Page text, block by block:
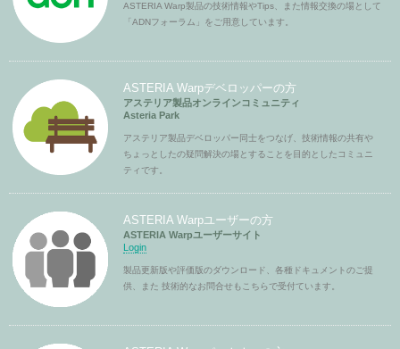
ASTERIA Warp製品の技術情報やTips、また情報交換の場として
「ADNフォーラム」をご用意しています。
ASTERIA Warpデベロッパーの方
アステリア製品オンラインコミュニティ
Asteria Park
アステリア製品デベロッパー同士をつなげ、技術情報の共有や
ちょっとしたの疑問解決の場とすることを目的としたコミュニ
ティです。
ASTERIA Warpユーザーの方
ASTERIA Warpユーザーサイト
Login
製品更新版や評価版のダウンロード、各種ドキュメントのご提
供、また 技術的なお問合せもこちらで受付ています。